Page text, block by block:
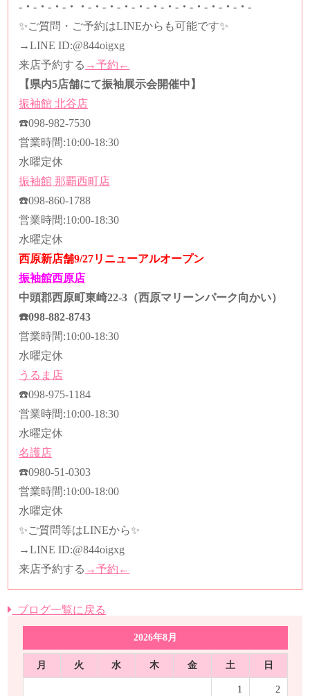
-・-・-・-・・-・-・-・-・-・-・-・-・-・-・-・-
✨ご質問・ご予約はLINEからも可能です✨
→LINE ID:@844oigxg
来店予約する →予約←
【県内5店舗にて振袖展示会開催中】
振袖館 北谷店
☎️098-982-7530
営業時間:10:00-18:30
水曜定休
振袖館 那覇西町店
☎️098-860-1788
営業時間:10:00-18:30
水曜定休
西原新店舗9/27リニューアルオープン
振袖館西原店
中頭郡西原町東崎22-3（西原マリーンパーク向かい）
☎️098-882-8743
営業時間:10:00-18:30
水曜定休
うるま店
☎️098-975-1184
営業時間:10:00-18:30
水曜定休
名護店
☎️0980-51-0303
営業時間:10:00-18:00
水曜定休
✨ご質問等はLINEから✨
→LINE ID:@844oigxg
来店予約する →予約←
ブログ一覧に戻る
2026年8月
月 火 水 木 金 土 日
1 2